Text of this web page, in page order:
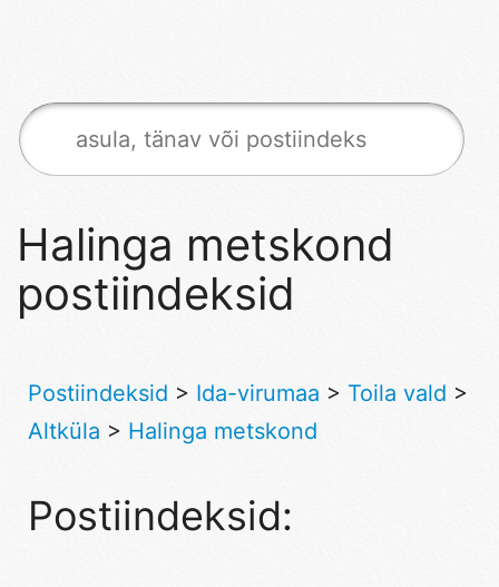
Halinga metskond
postiindeksid
Postiindeksid > Ida-virumaa > Toila vald >
Altküla > Halinga metskond
Postiindeksid: